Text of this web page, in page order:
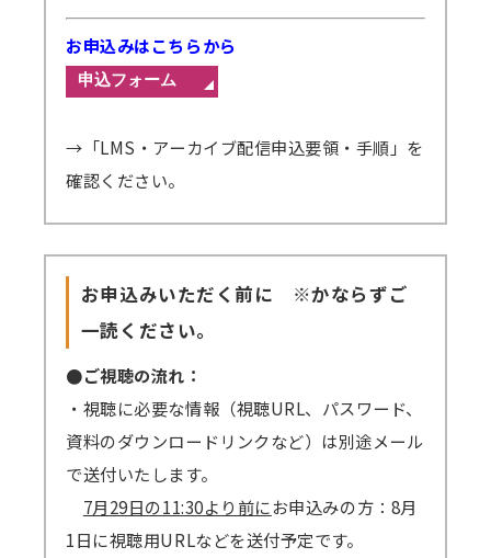
お申込みはこちらから
→「LMS・アーカイブ配信申込要領・手順」を
確認ください。
お申込みいただく前に ※かならずご
一読ください。
●ご視聴の流れ：
・視聴に必要な情報（視聴URL、パスワード、
資料のダウンロードリンクなど）は別途メール
で送付いたします。
7月29日の11:30より前にお申込みの方：8月
1日に視聴用URLなどを送付予定です。